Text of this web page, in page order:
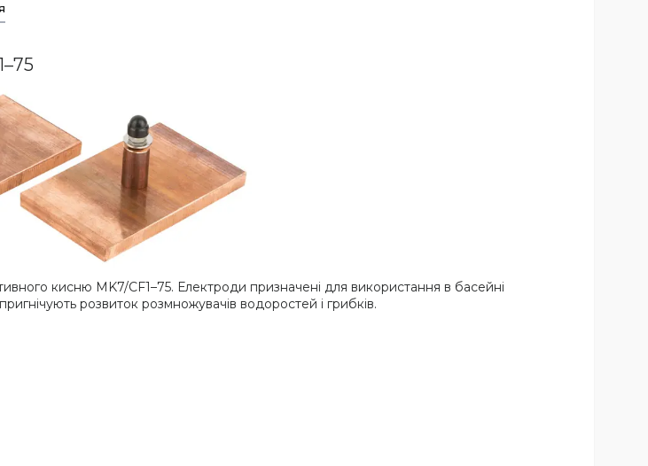
кисню MK7/CF1–75. Електроди призначені для використання в басейні
розвиток розмножувачів водоростей і грибків.